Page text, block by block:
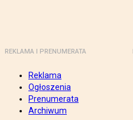
REKLAMA I PRENUMERATA
Reklama
Ogłoszenia
Prenumerata
Archiwum